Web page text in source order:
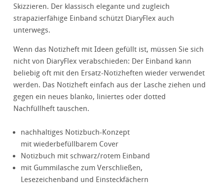
Skizzieren. Der klassisch elegante und zugleich
strapazierfähige Einband schützt DiaryFlex auch
unterwegs.
Wenn das Notizheft mit Ideen gefüllt ist, müssen Sie sich
nicht von DiaryFlex verabschieden: Der Einband kann
beliebig oft mit den Ersatz-Notizheften wieder verwendet
werden. Das Notizheft einfach aus der Lasche ziehen und
gegen ein neues blanko, liniertes oder dotted
Nachfüllheft tauschen.
nachhaltiges Notizbuch-Konzept
mit wiederbefüllbarem Cover
Notizbuch mit schwarz/rotem Einband
mit Gummilasche zum Verschließen,
Lesezeichenband und Einsteckfächern